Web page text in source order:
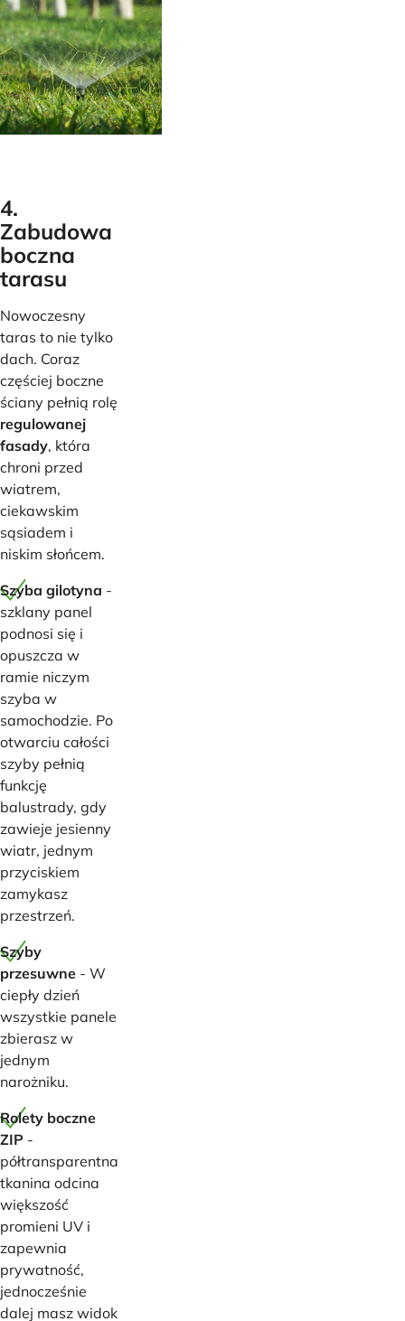
4.
Zabudowa
boczna
tarasu
Nowoczesny
taras to nie tylko
dach. Coraz
częściej boczne
ściany pełnią rolę
regulowanej
fasady, która
chroni przed
wiatrem,
ciekawskim
sąsiadem i
niskim słońcem.
Szyba gilotyna -
szklany panel
podnosi się i
opuszcza w
ramie niczym
szyba w
samochodzie. Po
otwarciu całości
szyby pełnią
funkcję
balustrady, gdy
zawieje jesienny
wiatr, jednym
przyciskiem
zamykasz
przestrzeń.
Szyby
przesuwne - W
ciepły dzień
wszystkie panele
zbierasz w
jednym
narożniku.
Rolety boczne
ZIP -
półtransparentna
tkanina odcina
większość
promieni UV i
zapewnia
prywatność,
jednocześnie
dalej masz widok